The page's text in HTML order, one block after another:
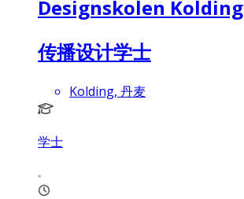
Designskolen Kolding
传播设计学士
Kolding, 丹麦
学士